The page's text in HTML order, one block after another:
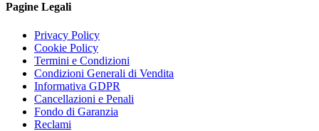
Pagine Legali
Privacy Policy
Cookie Policy
Termini e Condizioni
Condizioni Generali di Vendita
Informativa GDPR
Cancellazioni e Penali
Fondo di Garanzia
Reclami